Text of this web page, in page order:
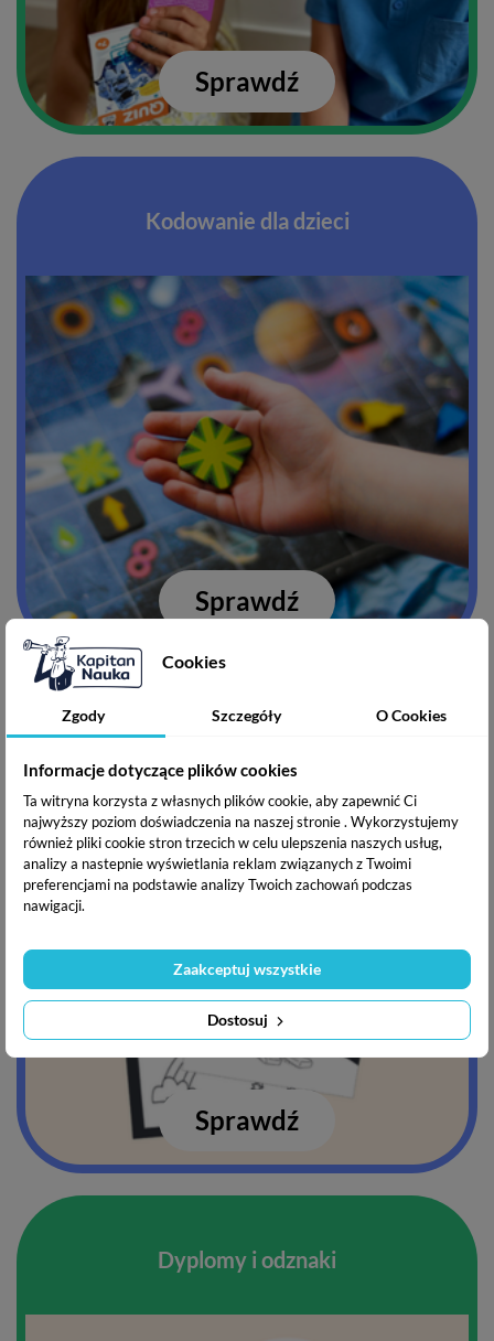
Sprawdź
Kodowanie dla dzieci
Sprawdź
Kolorowanki i wycinanki
Sprawdź
Dyplomy i odznaki
Cookies
Zgody Szczegóły O Cookies
Informacje dotyczące plików cookies
Ta witryna korzysta z własnych plików cookie, aby zapewnić Ci
najwyższy poziom doświadczenia na naszej stronie . Wykorzystujemy
również pliki cookie stron trzecich w celu ulepszenia naszych usług,
analizy a nastepnie wyświetlania reklam związanych z Twoimi
preferencjami na podstawie analizy Twoich zachowań podczas
nawigacji.
Dostosuj
Zaakceptuj wszystkie